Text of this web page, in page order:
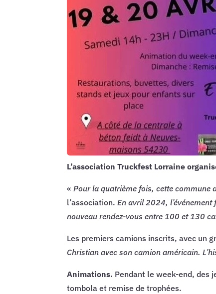
L’association Truckfest Lorraine
«Pour la quatrième fois, cette commune
l’association.En avril 2024,
nouveau rendez-vous entre 100 et 130
Les premiers camions inscrits, avec un
Christian avec son camion américain.
Animations. Pendant le week-end, des
tombola et remise de trophées.